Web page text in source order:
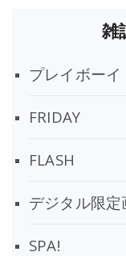
雑
プレイボーイ
FRIDAY
FLASH
デジタル限定
SPA!